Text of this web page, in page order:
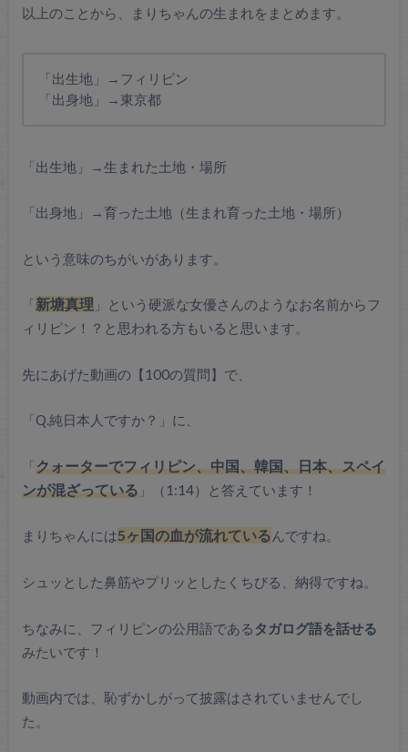
以上のことから、まりちゃんの生まれをまとめます。
「出生地」→フィリピン
「出身地」→東京都
「出生地」→生まれた土地・場所
「出身地」→育った土地（生まれ育った土地・場所）
という意味のちがいがあります。
「新塘真理 」という硬派な女優さんのようなお名前からフ
ィリピン！？と思われる方もいると思います。
先にあげた動画の【100の質問】で、
「Q.純日本人ですか？」に、
「クォーターでフィリピン、中国、韓国、日本、スペイ
ンが混ざっている」（1:14）と答えています！
まりちゃんには5ヶ国の血が流れているんですね。
シュッとした鼻筋やプリッとしたくちびる、納得ですね。
ちなみに、フィリピンの公用語である タガログ語を話せる
みたいです！
動画内では、恥ずかしがって披露はされていませんでし
た。